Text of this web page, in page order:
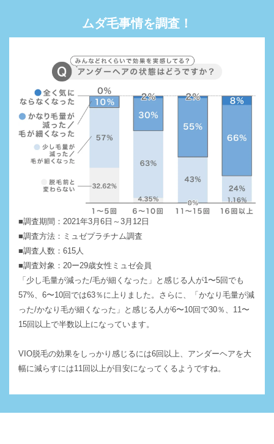
ムダ毛事情を調査！
■調査期間：2021年3月6日～3月12日
■調査方法：ミュゼプラチナム調査
■調査人数：615人
■調査対象：20ー29歳女性ミュゼ会員
「少し毛量が減った/毛が細くなった」と感じる人が1〜5回でも
57%、6〜10回では63％に上りました。さらに、「かなり毛量が減
った/かなり毛が細くなった」と感じる人が6〜10回で30％、11〜
15回以上で半数以上になっています。
VIO脱毛の効果をしっかり感じるには6回以上、アンダーヘアを大
幅に減らすには11回以上が目安になってくるようですね。